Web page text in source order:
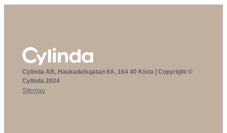
Cylinda AB, Haukadalsgatan 8A, 164 40 Kista | Copyright ©
Cylinda 2024
Sitemap